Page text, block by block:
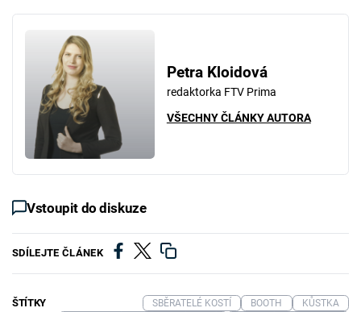
Petra Kloidová
redaktorka FTV Prima
VŠECHNY ČLÁNKY AUTORA
Vstoupit do diskuze
SDÍLEJTE ČLÁNEK
ŠTÍTKY SBĚRATELÉ KOSTÍ BOOTH
KŮSTKA